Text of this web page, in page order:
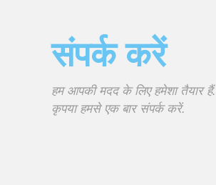
संपर्क करें
हम आपकी मदद के लिए हमेशा तैयार हैं.
कृपया हमसे एक बार संपर्क करें.